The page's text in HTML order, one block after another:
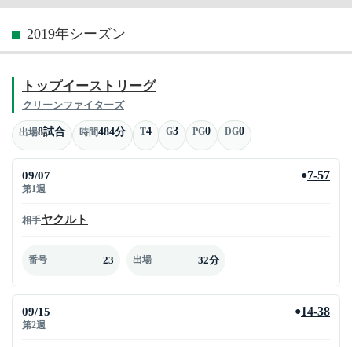
2019年シーズン
トップイーストリーグ
クリーンファイターズ
出場8試合 時間484分 T4 G3 PG0 DG0
09/07
第1週
●7-57
相手ヤクルト
番号 23 出場 32分
09/15
第2週
●14-38